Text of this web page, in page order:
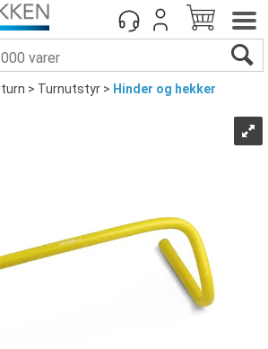
>Turnutstyr> Hinder og hekker